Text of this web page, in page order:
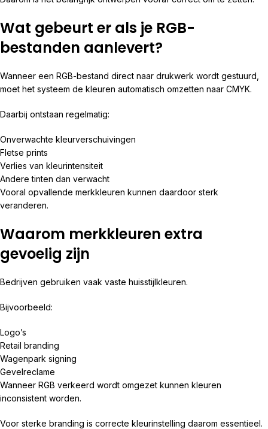
Wat gebeurt er als je RGB-
bestanden aanlevert?
Wanneer een RGB-bestand direct naar drukwerk wordt gestuurd,
moet het systeem de kleuren automatisch omzetten naar CMYK.
Daarbij ontstaan regelmatig:
Onverwachte kleurverschuivingen
Fletse prints
Verlies van kleurintensiteit
Andere tinten dan verwacht
Vooral opvallende merkkleuren kunnen daardoor sterk
veranderen.
Waarom merkkleuren extra
gevoelig zijn
Bedrijven gebruiken vaak vaste huisstijlkleuren.
Bijvoorbeeld:
Logo’s
Retail branding
Wagenpark signing
Gevelreclame
Wanneer RGB verkeerd wordt omgezet kunnen kleuren
inconsistent worden.
Voor sterke branding is correcte kleurinstelling daarom essentieel.